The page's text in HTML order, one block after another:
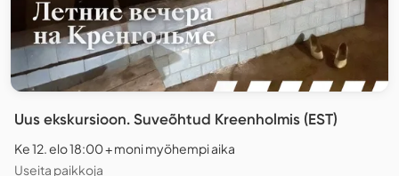
Uus ekskursioon. Suveõhtud Kreenholmis (EST)
Ke 12. elo 18:00 + moni myöhempi aika
Useita paikkoja